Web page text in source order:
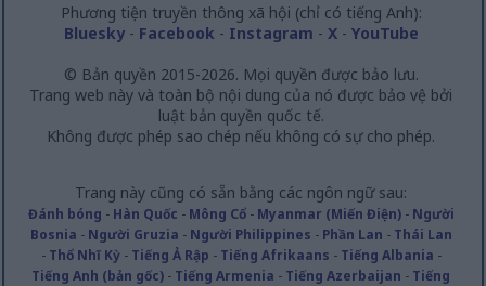
Phương tiện truyền thông xã hội (chỉ có tiếng Anh):
Bluesky- Facebook - Instagram - X- YouTube
© Bản quyền 2015-2026. Mọi quyền được bảo lưu.
Trang web này và toàn bộ nội dung của nó được bảo vệ bởi
luật bản quyền quốc tế.
Không được phép sao chép nếu không có sự cho phép.
Trang này cũng có sẵn bằng các ngôn ngữ sau:
Đánh bóng - Hàn Quốc - Mông Cổ- Myanmar (Miến Điện)- Người
Bosnia - Người Gruzia - Người Philippines - Phần Lan - Thái Lan
- Thổ Nhĩ Kỳ- Tiếng Ả Rập - Tiếng Afrikaans - Tiếng Albania -
Tiếng Anh (bản gốc) - Tiếng Armenia - Tiếng Azerbaijan - Tiếng